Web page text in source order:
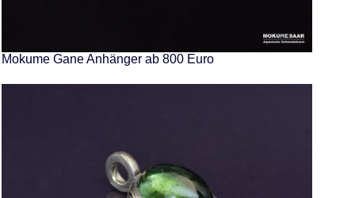
Mokume Gane Anhänger ab 800 Euro